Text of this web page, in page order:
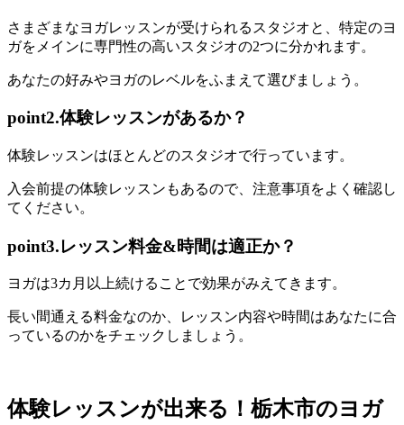
さまざまなヨガレッスンが受けられるスタジオと、 特定のヨ
ガをメインに専門性の高いスタジオの2つに分かれます。
あなたの好みやヨガのレベルをふまえて選びましょう。
point2.体験レッスンがあるか？
体験レッスンはほとんどのスタジオで行っています。
入会前提の体験レッスンもあるので、注意事項をよく確認し
てください。
point3.レッスン料金&時間は適正か？
ヨガは3カ月以上続けることで効果がみえてきます。
長い間通える料金なのか、レッスン内容や時間はあなたに合
っているのかをチェック しましょう。
体験レッスンが出来る！栃木市のヨガ